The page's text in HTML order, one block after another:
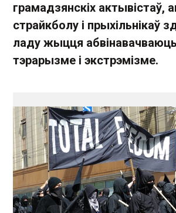
грамадзянскіх актывістаў,
страйкболу і прыхільнікаў
ладу жыцця
тэрарызме і экстрэмізме.